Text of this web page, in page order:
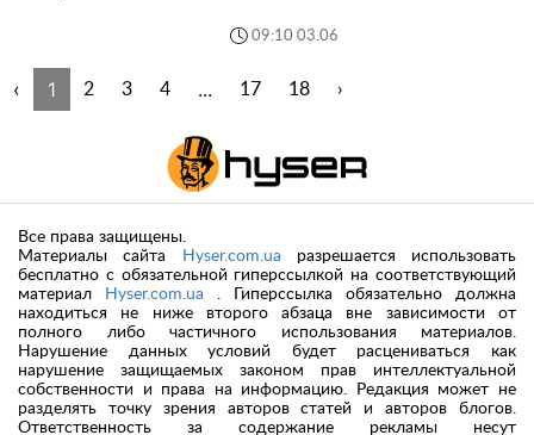
09:10 03.06
‹ 1 2 3 4 ... 17 18 ›
Все права защищены.
Материалы сайта
Hyser.com.ua разрешается использовать
бесплатно с обязательной гиперссылкой на соответствующий
материал
Hyser.com.ua . Гиперссылка обязательно должна
находиться не ниже второго абзаца вне зависимости от
полного либо частичного использования материалов.
Нарушение данных условий будет расцениваться как
нарушение защищаемых законом прав интеллектуальной
собственности и права на информацию. Редакция может не
разделять точку зрения авторов статей и авторов блогов.
Ответственность за содержание рекламы несут